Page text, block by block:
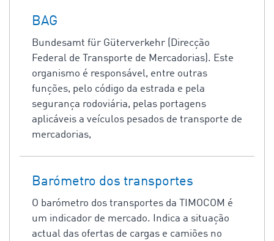
BAG
Bundesamt für Güterverkehr (Direcção
Federal de Transporte de Mercadorias). Este
organismo é responsável, entre outras
funções, pelo código da estrada e pela
segurança rodoviária, pelas portagens
aplicáveis a veículos pesados de transporte de
mercadorias,
Barómetro dos transportes
O barómetro dos transportes da TIMOCOM é
um indicador de mercado. Indica a situação
actual das ofertas de cargas e camiões no